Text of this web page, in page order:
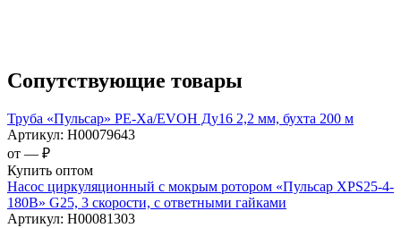
Сопутствующие товары
Труба «Пульсар» РЕ-Ха/EVOH Ду16 2,2 мм, бухта 200 м
Артикул: Н00079643
от — ₽
Купить оптом
Насос циркуляционный с мокрым ротором «Пульсар XPS25-4-
180В» G25, 3 скорости, с ответными гайками
Артикул: Н00081303